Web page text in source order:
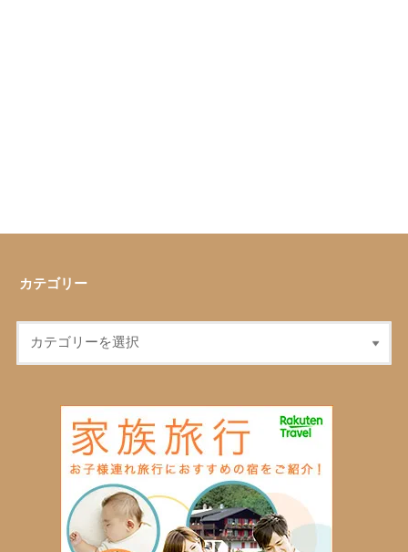
カテゴリー